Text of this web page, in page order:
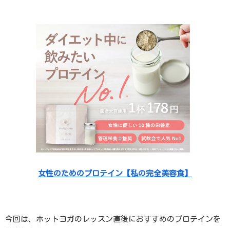
女性のためのプロテイン【私の完全美容食】
今回は、ホットヨガのレッスン直後におすすめのプロテインを